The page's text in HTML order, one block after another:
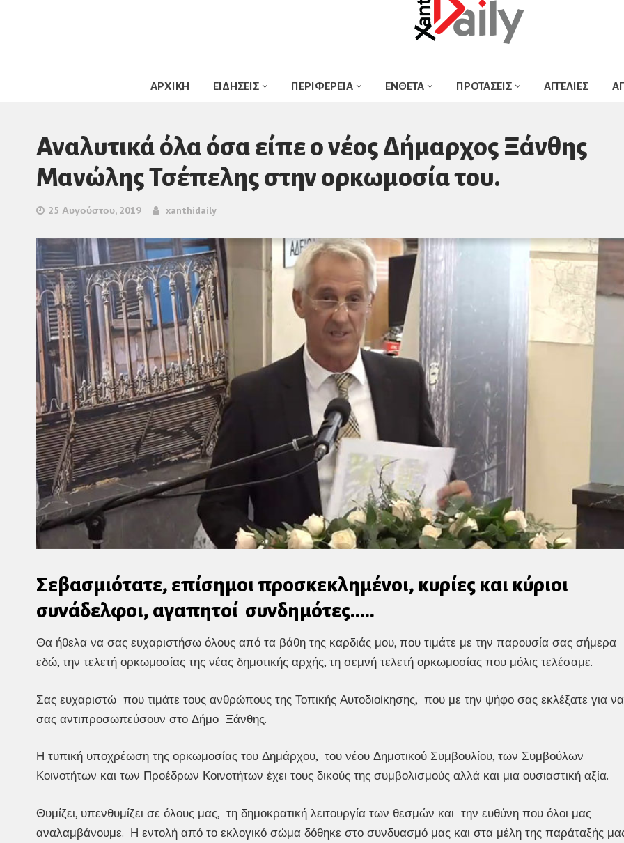
ΑΡΧΙΚΗ ΕΙΔΗΣΕΙΣ ΠΕΡΙΦΕΡΕΙΑ ΕΝΘΕΤΑ ΠΡΟΤΑΣΕΙΣ ΑΓΓΕΛΙΕΣ
Αναλυτικά όλα όσα είπε ο νέος Δήμαρχος Ξάνθης
Μανώλης Τσέπελης στην ορκωμοσία του.
25 Αυγούστου, 2019 xanthidaily
Σεβασμιότατε, επίσημοι προσκεκλημένοι, κυρίες και κύριοι
συνάδελφοι, αγαπητοί συνδημότες…..
Θα ήθελα να σας ευχαριστήσω όλους από τα βάθη της καρδιάς μου, που τιμάτε με την παρουσία σας σήμερα
εδώ, την τελετή ορκωμοσίας της νέας δημοτικής αρχής, τη σεμνή τελετή ορκωμοσίας που μόλις τελέσαμε.
Σας ευχαριστώ που τιμάτε τους ανθρώπους της Τοπικής Αυτοδιοίκησης, που με την ψήφο σας εκλέξατε για να
σας αντιπροσωπεύσουν στο Δήμο Ξάνθης.
Η τυπική υποχρέωση της ορκωμοσίας του Δημάρχου, του νέου Δημοτικού Συμβουλίου, των Συμβούλων
Κοινοτήτων και των Προέδρων Κοινοτήτων έχει τους δικούς της συμβολισμούς αλλά και μια ουσιαστική αξία.
Θυμίζει, υπενθυμίζει σε όλους μας, τη δημοκρατική λειτουργία των θεσμών και την ευθύνη που όλοι μας
αναλαμβάνουμε. Η εντολή από το εκλογικό σώμα δόθηκε στο συνδυασμό μας και στα μέλη της παράταξής